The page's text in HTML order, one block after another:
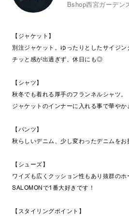
Bshop西宮ガーデン
【ジャケット】
別注ジャケット。ゆったりとしたサイジ
チッと感が出過ぎず、休日にも◎
【シャツ】
秋冬でも着れる厚手のフランネルシャツ。
ジャケットのインナーに入れる事で華やか
【パンツ】
秋らしいデニム、少し変わったデニムをお
【シューズ】
ワイズも広くクッション性もあり抜群のホ
SALOMONで1番大好きです！
【スタイリングポイント】